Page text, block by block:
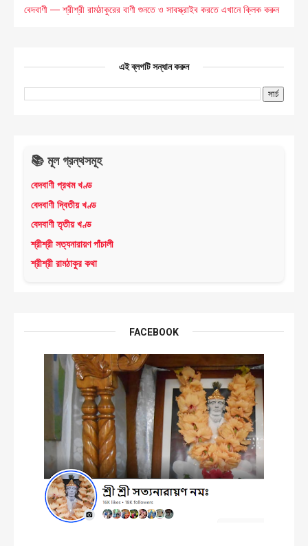
বেদবাণী — শ্রীশ্রী রামঠাকুরের বাণী শুনতে ও সাবস্ক্রাইব করতে এখানে ক্লিক করুন
এই ব্লগটি সন্ধান করুন
📚 মূল গ্রন্থসমূহ
বেদবাণী প্রথম খণ্ড
বেদবাণী দ্বিতীয় খণ্ড
বেদবাণী তৃতীয় খণ্ড
শ্রীশ্রী সত্যনারায়ণ পাঁচালী
শ্রীশ্রী রামঠাকুর কথা
FACEBOOK